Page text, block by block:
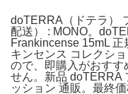
doTERRA（ドテラ）
配送） : MONO。
Frankincense 15mL
キンセンス コレクシ
ので、即購入がおすす
せん。新品 doTERRA
ッション 通販。最終